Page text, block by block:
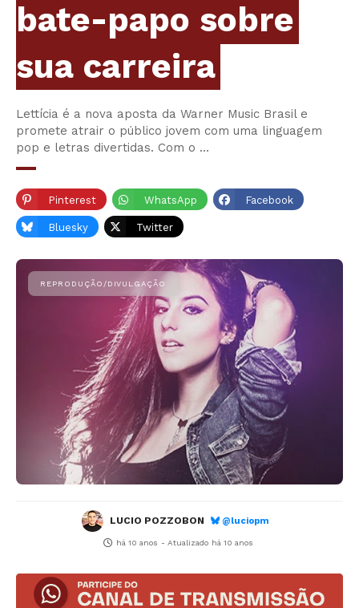
bate-papo sobre
sua carreira
Lettícia é a nova aposta da Warner Music Brasil e
promete atrair o público jovem com uma linguagem
pop e letras divertidas. Com o …
Pinterest WhatsApp Facebook
Bluesky Twitter
LUCIO POZZOBON @luciopm
há 10 anos - Atualizado há 10 anos